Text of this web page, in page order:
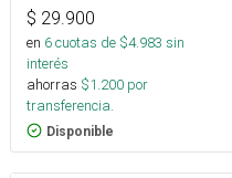
$ 29.900
en 6cuotas de $4.983 sin
interés
ahorras $1.200 por
transferencia.
Disponible